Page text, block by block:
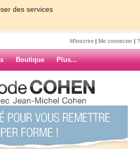
des services
M'inscrire | Me connecter |
Boutique Plus...